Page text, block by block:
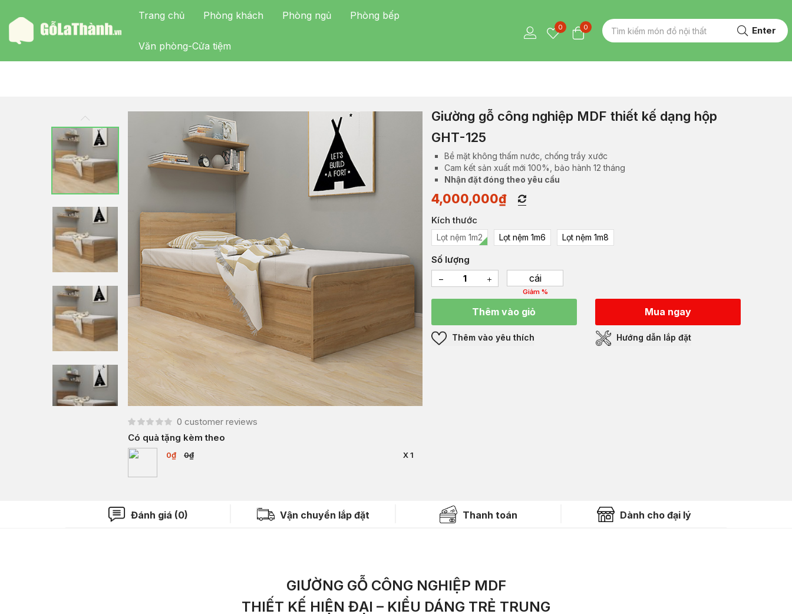
Trang chủ Phòng khách Phòng ngủ Phòng bếp
Văn phòng-Cửa tiệm
0 0 Enter
0 customer reviews
Có quà tặng kèm theo
0₫ 0₫ X 1
Giường gỗ công nghiệp MDF thiết kế dạng hộp
GHT-125
Bề mặt không thấm nước, chống trầy xước
Cam kết sản xuất mới 100%, bảo hành 12 tháng
Nhận đặt đóng theo yêu cầu
4,000,000₫
Kích thước
Lọt nệm 1m2 Lọt nệm 1m6 Lọt nệm 1m8
Số lượng
cái
Giảm %
Thêm vào giỏ Mua ngay
Thêm vào yêu thích Hướng dẫn lắp đặt
Đánh giá (0) Vận chuyển lắp đặt Thanh toán Dành cho đại lý
GIƯỜNG GỖ CÔNG NGHIỆP MDF
THIẾT KẾ HIỆN ĐẠI – KIỂU DÁNG TRẺ TRUNG